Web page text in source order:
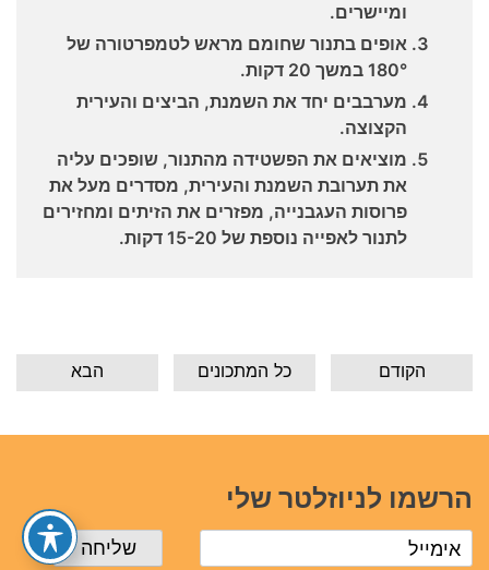
ומיישרים.
אופים בתנור שחומם מראש לטמפרטורה של
180° במשך 20 דקות.
מערבבים יחד את השמנת, הביצים והעירית
הקצוצה.
מוציאים את הפשטידה מהתנור, שופכים עליה
את תערובת השמנת והעירית, מסדרים מעל את
פרוסות העגבנייה, מפזרים את הזיתים ומחזירים
לתנור לאפייה נוספת של 15-20 דקות.
הבא כל המתכונים הקודם
הרשמו לניוזלטר שלי